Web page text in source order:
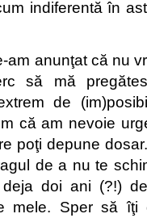
indiferentă în
am anunţat că nu
să mă
de
că am nevoie
poţi depune
de a nu te
doi ani (?!)
mele. Sper să